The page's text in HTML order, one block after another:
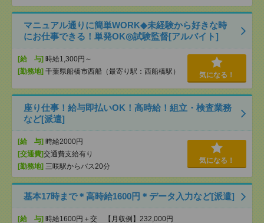
マニュアル通りに簡単WORK◆未経験から好きな時
にお仕事できる！単発OK◎試験監督[アルバイト]
[給 与] 時給1,300円～
[勤務地] 千葉県船橋市西船（最寄り駅：西船橋駅） 気になる！
座り仕事！給与即払いOK！高時給！組立・検査業務
など[派遣]
[給 与] 時給2000円
[交通費]交通費支給有り
[勤務地] 三咲駅からバス20分
気になる！
基本17時まで＊高時給1600円＊データ入力など[派遣]
[給 与] 時給1600円＋交 【月収例】232,000円